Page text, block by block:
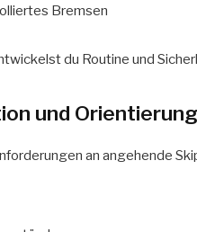
Bremsen
du Routine und
und
an angehende